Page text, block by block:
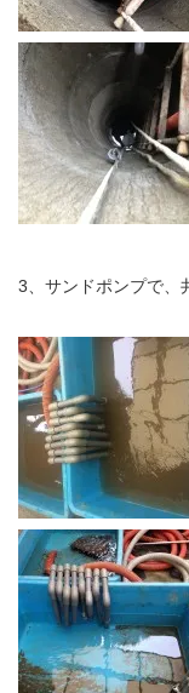
3、サンドポンプで、